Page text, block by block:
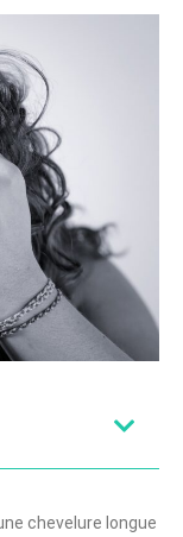
chevelure longue